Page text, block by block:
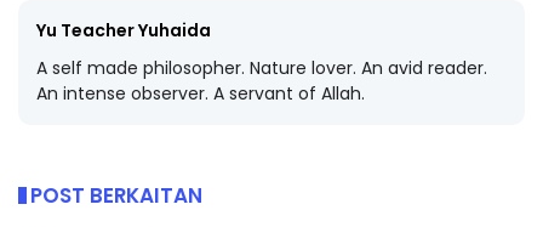
Yu Teacher Yuhaida
A self made philosopher. Nature lover. An avid reader.
An intense observer. A servant of Allah.
POST BERKAITAN